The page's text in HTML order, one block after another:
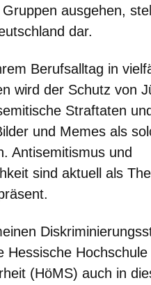
ausgehen,
dar.
Berufsalltag in
wird der Schutz von
Straftaten
und Memes als
Antisemitismus und
sind aktuell als
Hessische
(HöMS) auch in